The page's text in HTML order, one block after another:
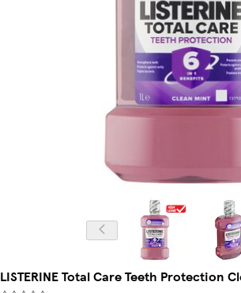
LISTERINE Total Care Teeth Protection